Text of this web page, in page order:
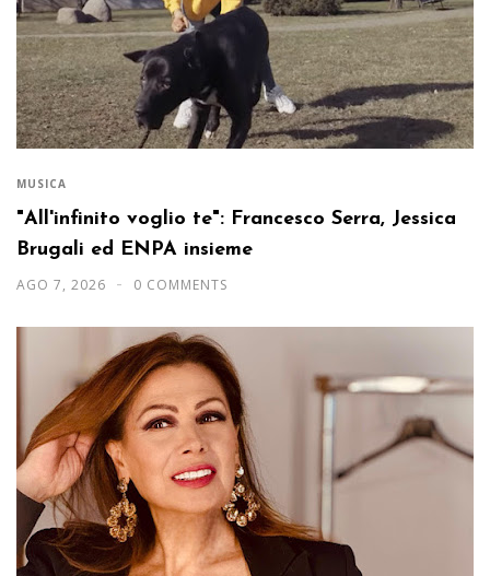
MUSICA
"All'infinito voglio te": Francesco Serra, Jessica
Brugali ed ENPA insieme
AGO 7, 2026 0 COMMENTS